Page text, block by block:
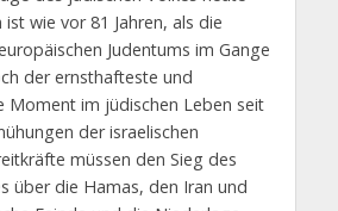
wie vor 81 Jahren, als die
Judentums im Gange
der ernsthafteste und
Moment im jüdischen Leben seit
der israelischen
müssen den Sieg des
über die Hamas, den Iran und